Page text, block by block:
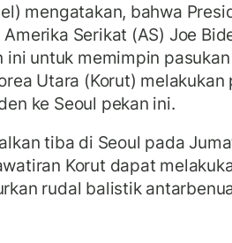
mengatakan, bahwa
Serikat (AS) Joe
ini untuk memimpin
Utara (Korut)
ke Seoul pekan ini.
tiba di Seoul pada
Korut dapat
rudal balistik